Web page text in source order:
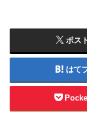
ポス
はて